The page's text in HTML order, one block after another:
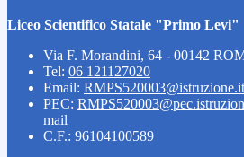
Liceo Scientifico Statale "Primo Levi"
Via F. Morandini, 64 - 00142
Tel: 06 121127020
Email: RMPS520003@istruzione.it
PEC:
mail
C.F.: 96104100589